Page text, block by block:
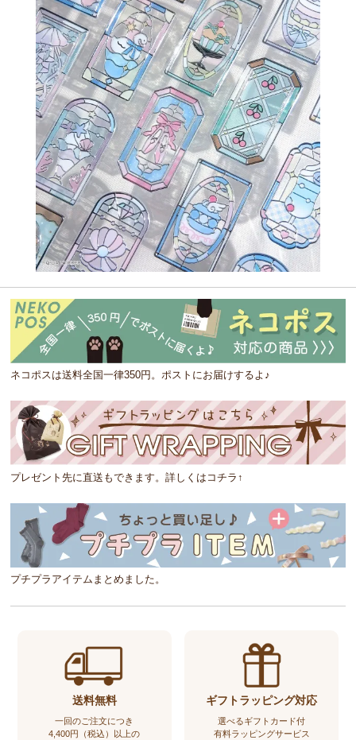
ネコポスは送料全国一律350円。ポストにお届けするよ♪
プレゼント先に直送もできます。詳しくはコチラ↑
プチプラアイテムまとめました。
送料無料
一回のご注文につき
4,400円（税込）以上の
ギフトラッピング対応
選べるギフトカード付
有料ラッピングサービス